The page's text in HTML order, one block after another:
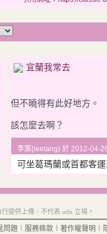
宜蘭我常去
但不曉得有此好地方。
該怎麼去啊？
李黨(leetang) 於 2012-04-
可坐葛瑪蘭或首都客
提供上傳，不代表 udn 立場。
問題 服務條款 著作權聲明